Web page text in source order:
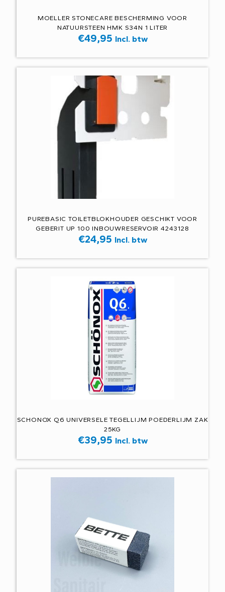
MOELLER STONECARE BESCHERMING VOOR
NATUURSTEEN HMK S34N 1 LITER
€49,95 Incl. btw
PUREBASIC TOILETBLOKHOUDER GESCHIKT VOOR
GEBERIT UP 100 INBOUWRESERVOIR 4243128
€24,95 Incl. btw
SCHONOX Q6 UNIVERSELE TEGELLIJM POEDERLIJM ZAK
25KG
€39,95 Incl. btw